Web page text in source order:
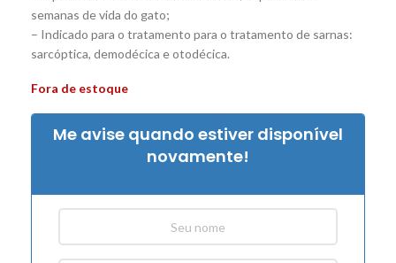
semanas de vida do gato;
– Indicado para o tratamento para o tratamento de sarnas:
sarcóptica, demodécica e otodécica.
Fora de estoque
Me avise quando estiver disponível
novamente!